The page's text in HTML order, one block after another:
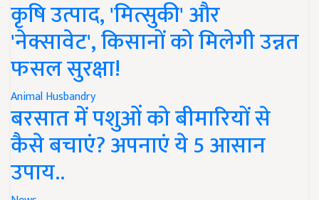
कृषि उत्पाद, 'मित्सुकी' और
'नेक्सावेट', किसानों को मिलेगी उन्नत
फसल सुरक्षा!
Animal Husbandry
बरसात में पशुओं को बीमारियों से
कैसे बचाएं? अपनाएं ये 5 आसान
उपाय..